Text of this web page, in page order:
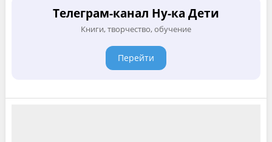
Телеграм-канал Ну-ка Дети
Книги, творчество, обучение
Перейти